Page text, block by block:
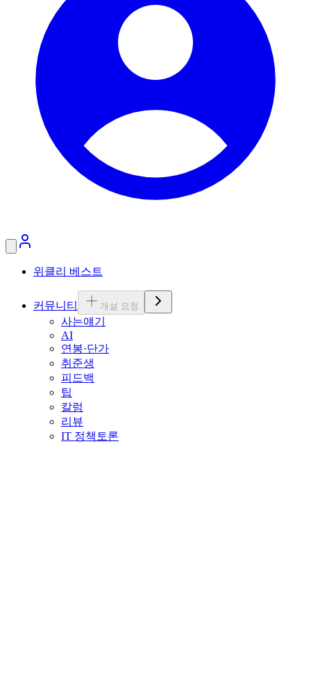
위클리 베스트
커뮤니티 개설 요청
사는얘기
AI
연봉·단가
취준생
피드백
팁
칼럼
리뷰
IT 정책토론